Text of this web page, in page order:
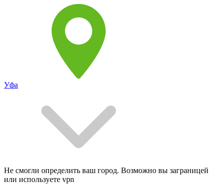
Уфа
Не смогли определить ваш город. Возможно вы заграницей
или используете vpn